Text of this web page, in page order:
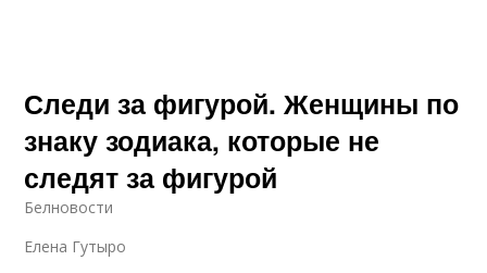
Следи за фигурой. Женщины по
знаку зодиака, которые не
следят за фигурой
Белновости
Елена Гутыро